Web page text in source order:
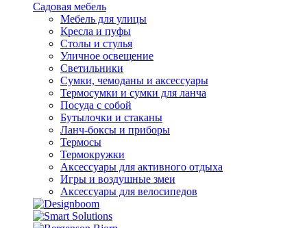
Садовая мебель
Мебель для улицы
Кресла и пуфы
Столы и стулья
Уличное освещение
Светильники
Сумки, чемоданы и аксессуары
Термосумки и сумки для ланча
Посуда с собой
Бутылочки и стаканы
Ланч-боксы и приборы
Термосы
Термокружки
Аксессуары для активного отдыха
Игры и воздушные змеи
Аксессуары для велосипедов